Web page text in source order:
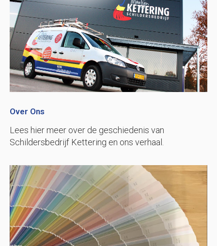
Over Ons
Lees hier meer over de geschiedenis van
Schildersbedrijf Kettering en ons verhaal.